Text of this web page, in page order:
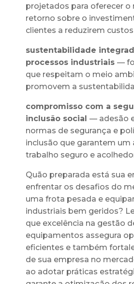
projetados para oferecer o
retorno sobre o
clientes a reduzirem
sustentabilidade
processos industriais —
que respeitam o meio
promovem a
compromisso com a
inclusão social — adesão
normas de segurança e
inclusão que garantem um
trabalho seguro e
Quão preparada está sua
enfrentar os desafios do
uma frota pesada e
industriais bem geridos?
que excelência na gestão
equipamentos assegura
eficientes e também
de sua empresa no
ao adotar práticas